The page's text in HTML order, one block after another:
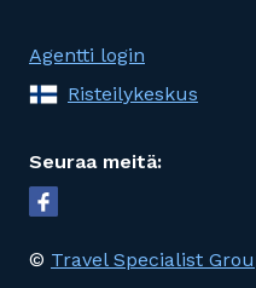
Agentti login
Risteilykeskus
Seuraa meitä:
© Travel Specialist